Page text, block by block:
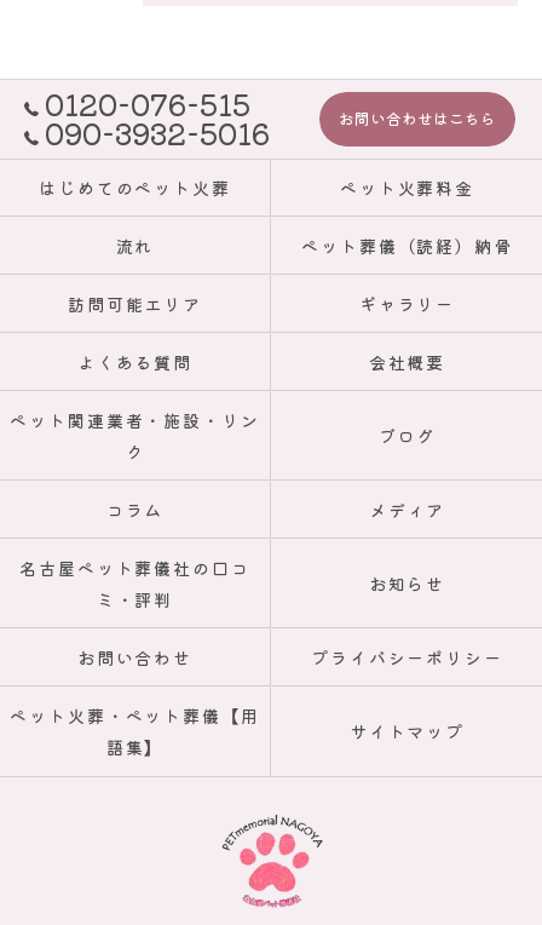
0120-076-515
090-3932-5016 お問い合わせはこちら
はじめてのペット火葬 ペット火葬料金
流れ ペット葬儀（読経）納骨
訪問可能エリア ギャラリー
よくある質問 会社概要
ペット関連業者・施設・リン
ク
ブログ
コラム メディア
名古屋ペット葬儀社の口コ
ミ・評判
お知らせ
お問い合わせ プライバシーポリシー
ペット火葬・ペット葬儀【用
語集】
サイトマップ